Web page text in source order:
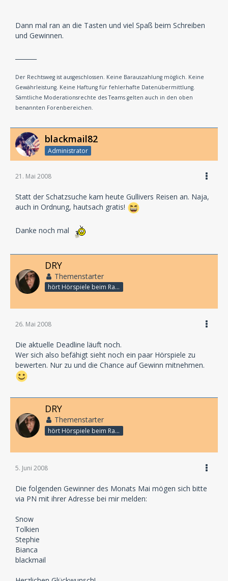
Dann mal ran an die Tasten und viel Spaß beim Schreiben
und Gewinnen.
Der Rechtsweg ist ausgeschlossen. Keine Barauszahlung möglich. Keine
Gewährleistung. Keine Haftung für fehlerhafte Datenübermittlung.
Sämtliche Moderationsrechte des Teams gelten auch in den oben
benannten Forenbereichen.
blackmail82
Administrator
21. Mai 2008
Statt der Schatzsuche kam heute Gullivers Reisen an. Naja,
auch in Ordnung, hautsach gratis!
Danke noch mal
DRY
Themenstarter
hört Hörspiele beim Rasenmähen
26. Mai 2008
Die aktuelle Deadline läuft noch.
Wer sich also befähigt sieht noch ein paar Hörspiele zu
bewerten. Nur zu und die Chance auf Gewinn mitnehmen.
DRY
Themenstarter
hört Hörspiele beim Rasenmähen
5. Juni 2008
Die folgenden Gewinner des Monats Mai mögen sich bitte
via PN mit ihrer Adresse bei mir melden:
Snow
Tolkien
Stephie
Bianca
blackmail